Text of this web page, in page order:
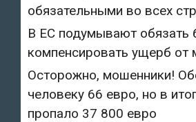
обязательными во всех
В ЕС подумывают обязать
компенсировать ущерб от
Осторожно, мошенники!
человеку 66 евро, но в
пропало 37 800 евро